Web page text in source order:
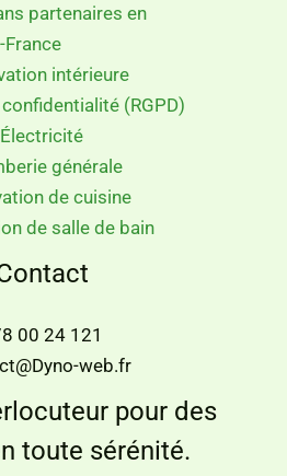
partenaires en
intérieure
(RGPD)
Électricité
générale
de cuisine
de salle de bain
00 24 121
web.fr
pour des
toute sérénité.